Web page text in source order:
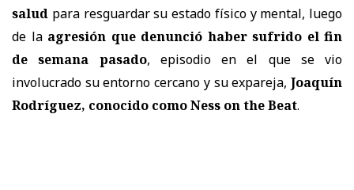
salud para resguardar su estado físico y mental, luego
de la agresión que denunció haber sufrido el fin
de semana pasado, episodio en el que se vio
involucrado su entorno cercano y su expareja, Joaquín
Rodríguez, conocido como Ness on the Beat.